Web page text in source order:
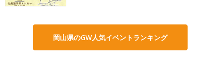
岡山県のGW人気イベントランキング